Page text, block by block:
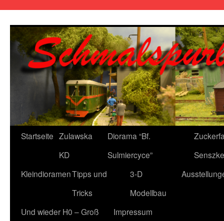
Startseite Zulawska
KD
Diorama “Bf.
Sulmiercyce”
KleindioramenTipps und
Tricks
3-D
Modellbau
Und wieder H0 – Groß
Impressum